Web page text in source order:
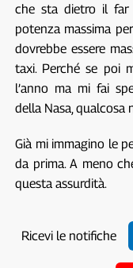
che sta dietro il
potenza massima
dovrebbe essere
taxi. Perché se poi
l’anno ma mi fai
della Nasa, qualcosa
Già mi immagino le
da prima. A meno
questa assurdità.
Ricevi le notifiche